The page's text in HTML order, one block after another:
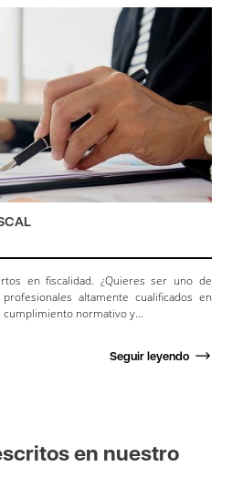
en fiscalidad. ¿Quieres ser uno de
altamente cualificados en
cumplimiento normativo y...
Seguir leyendo
en nuestro